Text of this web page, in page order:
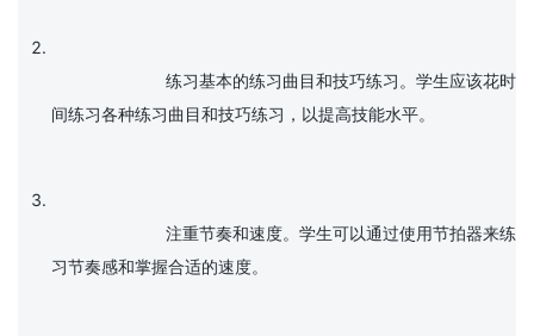
间练习各种练习曲目和技巧练习，以提高技能水平。
习节奏感和掌握合适的速度。